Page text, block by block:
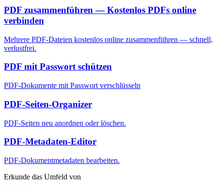
PDF zusammenführen — Kostenlos PDFs online
verbinden
Mehrere PDF-Dateien kostenlos online zusammenführen — schnell,
verlustfrei.
PDF mit Passwort schützen
PDF-Dokumente mit Passwort verschlüsseln
PDF-Seiten-Organizer
PDF-Seiten neu anordnen oder löschen.
PDF-Metadaten-Editor
PDF-Dokumentmetadaten bearbeiten.
Erkunde das Umfeld von